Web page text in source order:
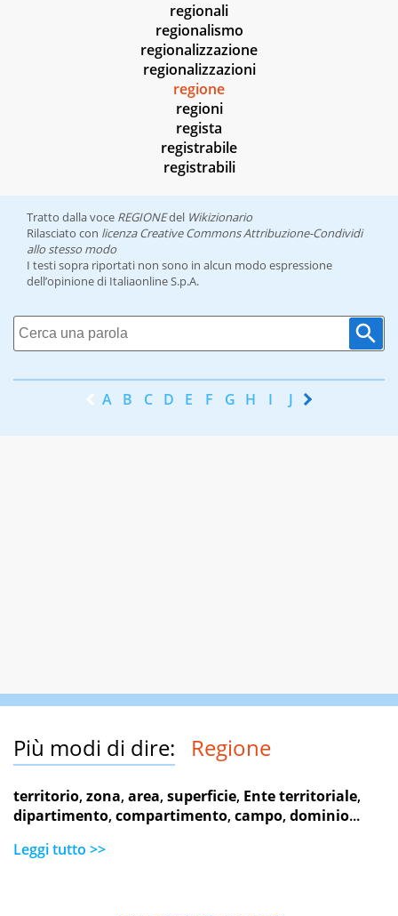
regionali
regionalismo
regionalizzazione
regionalizzazioni
regione
regioni
regista
registrabile
registrabili
Tratto dalla voce REGIONEdel Wikizionario
Rilasciato con licenza Creative Commons Attribuzione-Condividi
allo stesso modo
I testi sopra riportati non sono in alcun modo espressione
dell’opinione di Italiaonline S.p.A.
A B C D E F G H I J K
Più modi di dire: Regione
territorio,zona,area,superficie, Ente territoriale,
dipartimento,compartimento,campo,dominio...
Leggi tutto >>